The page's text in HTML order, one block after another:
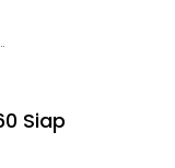
Siap